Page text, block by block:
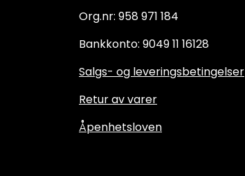
Org.nr: 958 971 184
Bankkonto: 9049 11 16128
Salgs- og leveringsbetingelser
Retur av varer
Åpenhetsloven